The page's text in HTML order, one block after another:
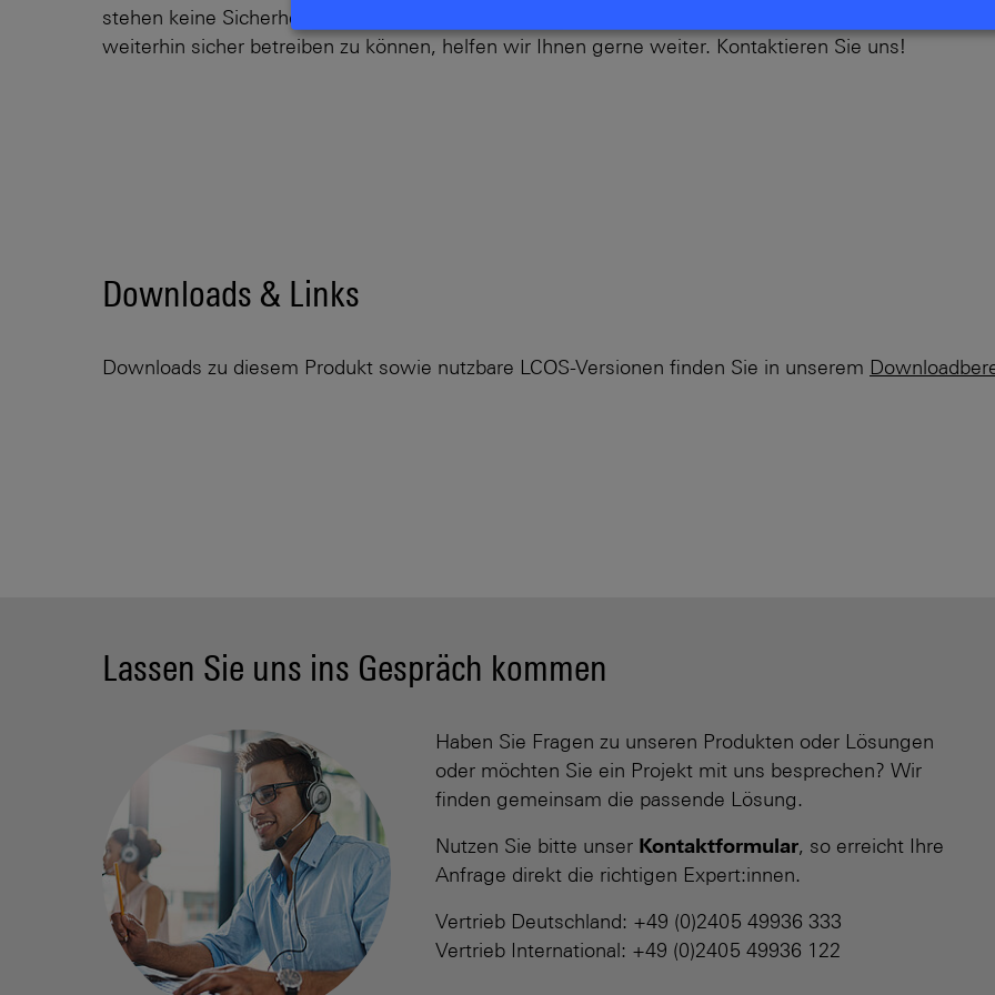
stehen keine Sicherheitsupdates mehr zur Verfügung. Um Ihre Netzwerkinfrastruktur
weiterhin sicher betreiben zu können, helfen wir Ihnen gerne weiter. Kontaktieren Sie uns!
Downloads & Links
Downloads zu diesem Produkt sowie nutzbare LCOS-Versionen finden Sie in unserem
Lassen Sie uns ins Gespräch kommen
Haben Sie Fragen zu unseren Produkten oder Lösungen
oder möchten Sie ein Projekt mit uns besprechen? Wir
finden gemeinsam die passende Lösung.
Nutzen Sie bitte unser Kontaktformular, so erreicht Ihre
Anfrage direkt die richtigen Expert:innen.
Vertrieb Deutschland: +49 (0)2405 49936 333
Vertrieb International: +49 (0)2405 49936 122